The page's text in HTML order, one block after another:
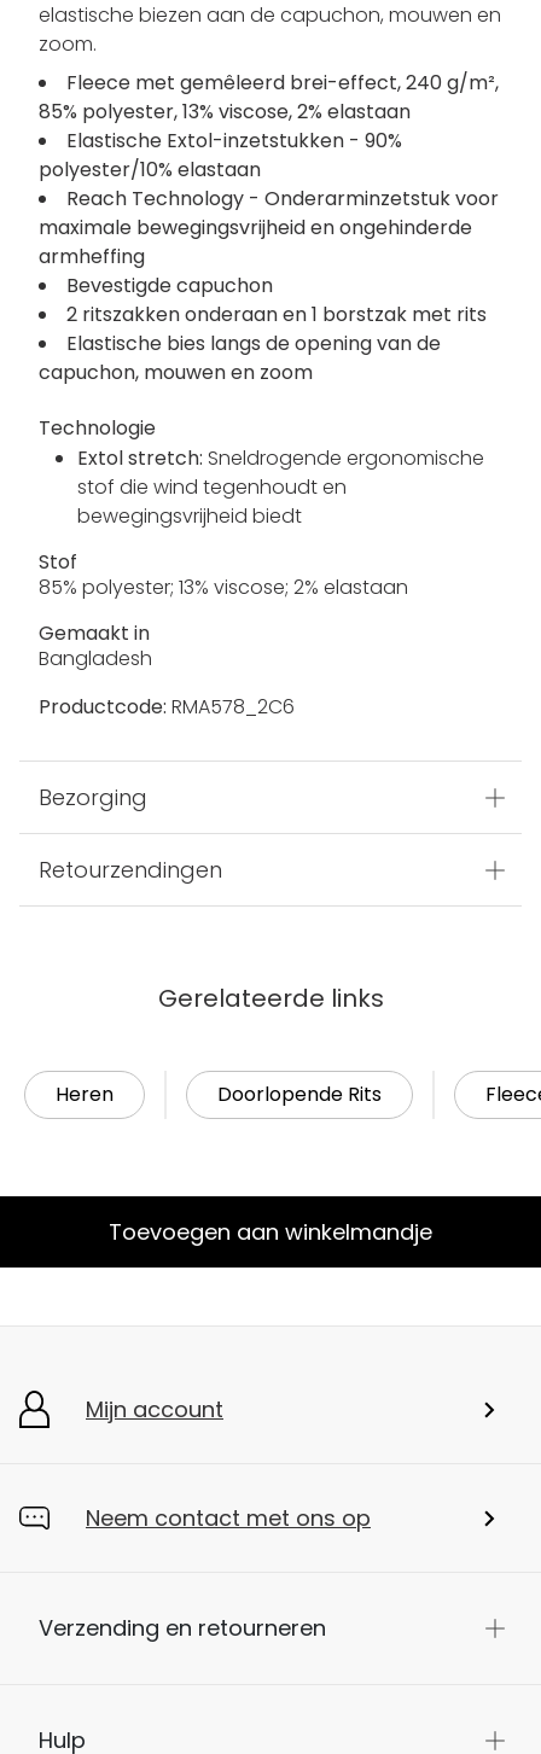
elastische biezen aan de capuchon, mouwen en
zoom.
Fleece met gemêleerd brei-effect, 240 g/m²,
85% polyester, 13% viscose, 2% elastaan
Elastische Extol-inzetstukken - 90%
polyester/10% elastaan
Reach Technology - Onderarminzetstuk voor
maximale bewegingsvrijheid en ongehinderde
armheffing
Bevestigde capuchon
2 ritszakken onderaan en 1 borstzak met rits
Elastische bies langs de opening van de
capuchon, mouwen en zoom
Technologie
Extol stretch: Sneldrogende ergonomische
stof die wind tegenhoudt en
bewegingsvrijheid biedt
Stof
85% polyester; 13% viscose; 2% elastaan
Gemaakt in
Bangladesh
Productcode: RMA578_2C6
Bezorging
Retourzendingen
Gerelateerde links
Heren Doorlopende Rits
Toevoegen aan winkelmandje
Mijn account
Neem contact met ons op
Verzending en retourneren
Hulp